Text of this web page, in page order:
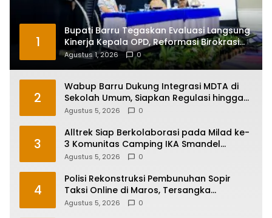
1
Bupati Barru Tegaskan Evaluasi Langsung
Kinerja Kepala OPD, Reformasi Birokrasi
Jadi Prioritas
Agustus 1, 2026 0
2
Wabup Barru Dukung Integrasi MDTA di
Sekolah Umum, Siapkan Regulasi hingga
Tim Khusus
Agustus 5, 2026 0
3
Alltrek Siap Berkolaborasi pada Milad ke-
3 Komunitas Camping IKA Smandel
Makassar di Malino
Agustus 5, 2026 0
4
Polisi Rekonstruksi Pembunuhan Sopir
Taksi Online di Maros, Tersangka
Peragakan 24 Adegan
Agustus 5, 2026 0